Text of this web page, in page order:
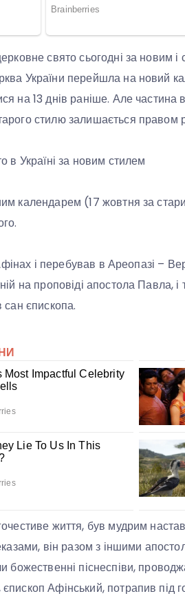
свято сьогодні за новим
України перейшла на новий
на 13 днів раніше. Але
стилю залишається правом
в Україні за новим стилем
календарем (17 жовтня за
і перебував в Ареопазі –
на проповіді апостола Павла,
сан єпископа.
життя, був мудрим
він разом з іншими
божественні піснеспіви,
Афінський, потрапив під